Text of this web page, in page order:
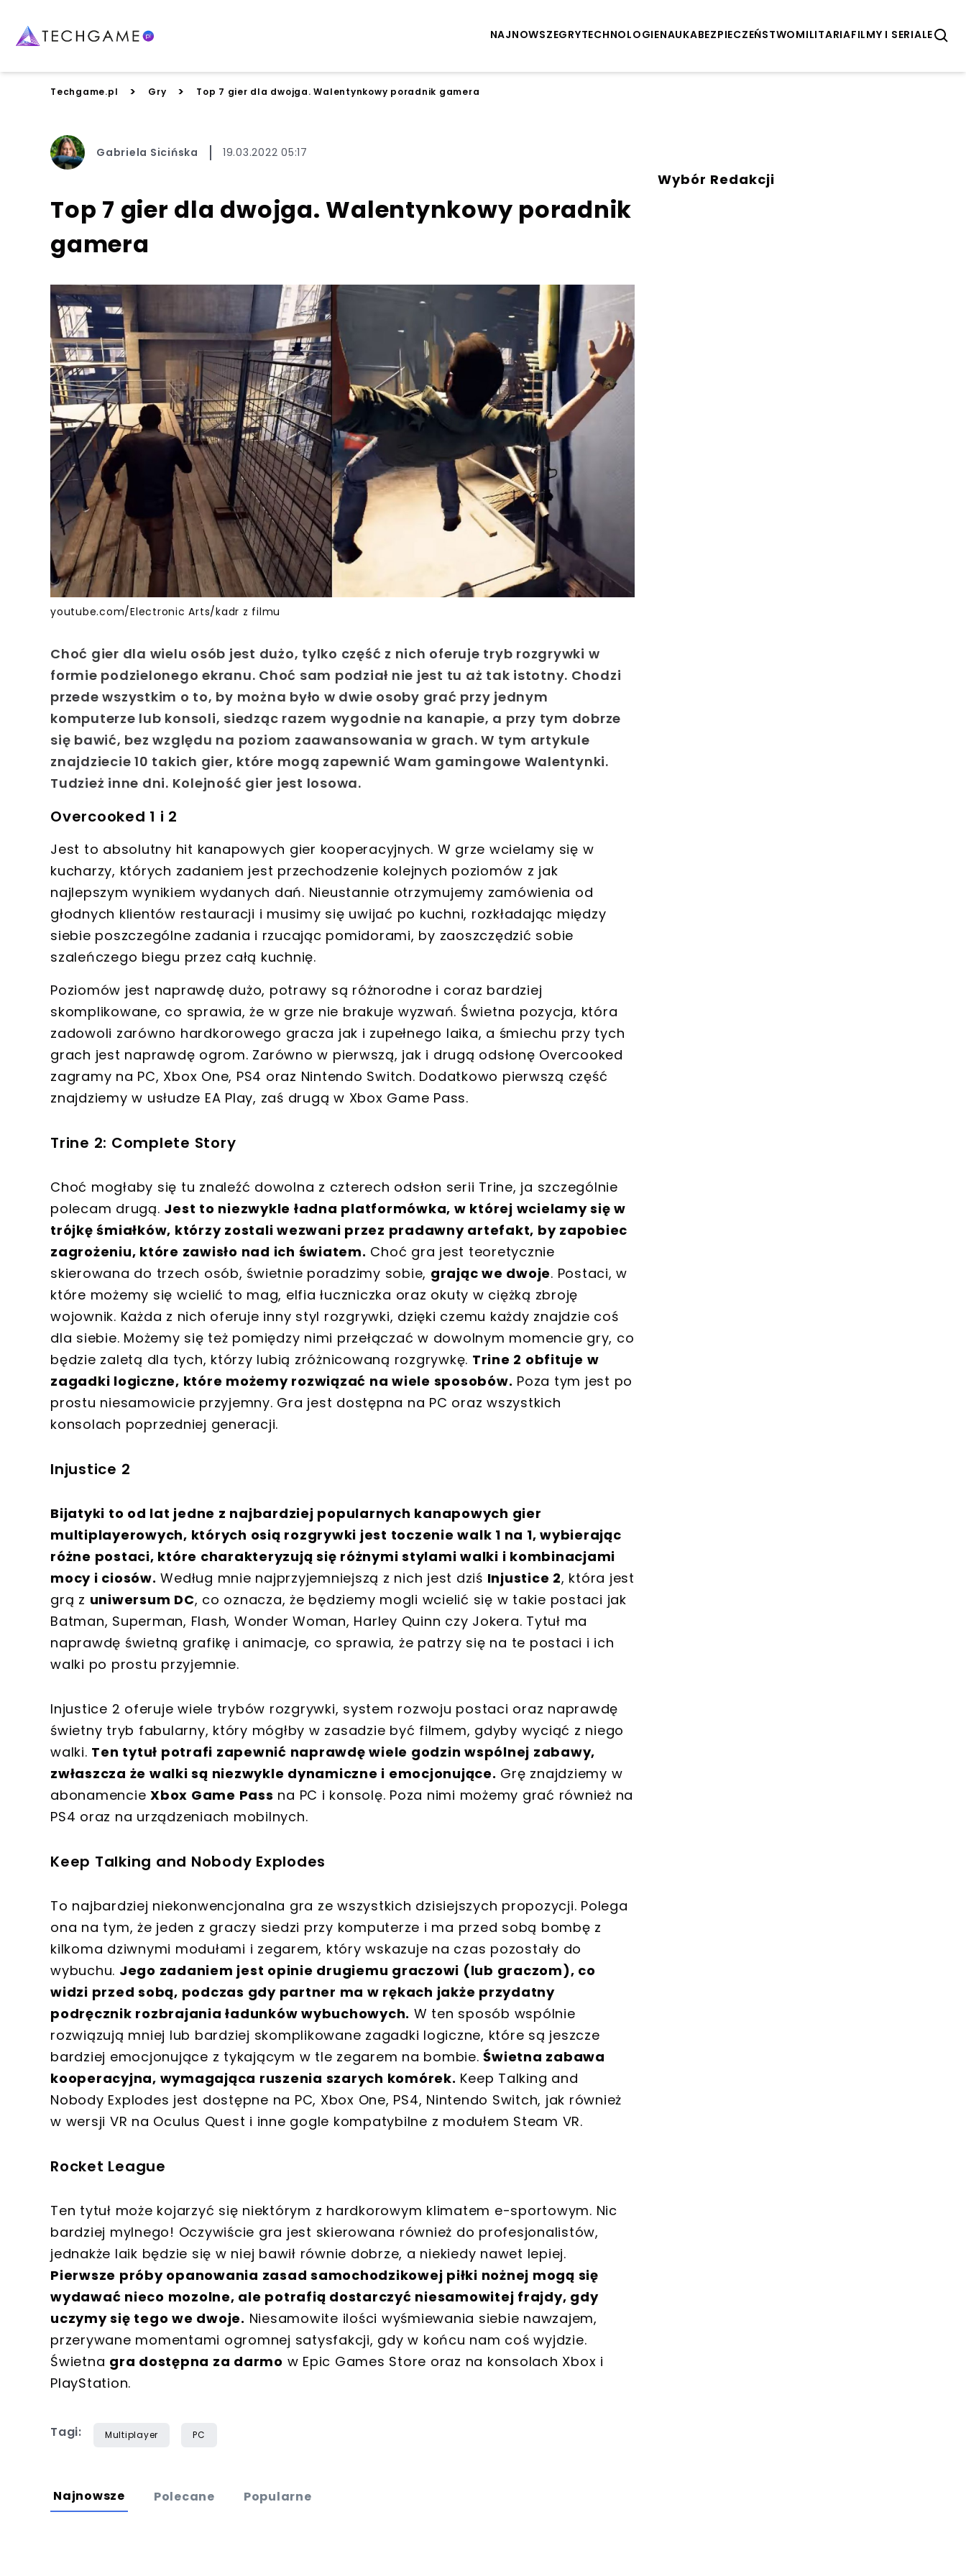
NAJNOWSZEGRYTECHNOLOGIENAUKABEZPIECZEŃSTWOMILITARIAFILMY I SERIALE
Techgame.pl > Gry > Top 7 gier dla dwojga. Walentynkowy poradnik gamera
Gabriela Sicińska 19.03.2022 05:17
Top 7 gier dla dwojga. Walentynkowy poradnik
gamera
youtube.com/Electronic Arts/kadr z filmu
Choć gier dla wielu osób jest dużo, tylko część z nich oferuje tryb rozgrywki w
formie podzielonego ekranu. Choć sam podział nie jest tu aż tak istotny. Chodzi
przede wszystkim o to, by można było w dwie osoby grać przy jednym
komputerze lub konsoli, siedząc razem wygodnie na kanapie, a przy tym dobrze
się bawić, bez względu na poziom zaawansowania w grach. W tym artykule
znajdziecie 10 takich gier, które mogą zapewnić Wam gamingowe Walentynki.
Tudzież inne dni. Kolejność gier jest losowa.
Overcooked 1 i 2
Jest to absolutny hit kanapowych gier kooperacyjnych. W grze wcielamy się w
kucharzy, których zadaniem jest przechodzenie kolejnych poziomów z jak
najlepszym wynikiem wydanych dań. Nieustannie otrzymujemy zamówienia od
głodnych klientów restauracji i musimy się uwijać po kuchni, rozkładając między
siebie poszczególne zadania i rzucając pomidorami, by zaoszczędzić sobie
szaleńczego biegu przez całą kuchnię.
Poziomów jest naprawdę dużo, potrawy są różnorodne i coraz bardziej
skomplikowane, co sprawia, że w grze nie brakuje wyzwań. Świetna pozycja, która
zadowoli zarówno hardkorowego gracza jak i zupełnego laika, a śmiechu przy tych
grach jest naprawdę ogrom. Zarówno w pierwszą, jak i drugą odsłonę Overcooked
zagramy na PC, Xbox One, PS4 oraz Nintendo Switch. Dodatkowo pierwszą część
znajdziemy w usłudze EA Play, zaś drugą w Xbox Game Pass.
Trine 2: Complete Story
Choć mogłaby się tu znaleźć dowolna z czterech odsłon serii Trine, ja szczególnie
polecam drugą. Jest to niezwykle ładna platformówka, w której wcielamy się w
trójkę śmiałków, którzy zostali wezwani przez pradawny artefakt, by zapobiec
zagrożeniu, które zawisło nad ich światem. Choć gra jest teoretycznie
skierowana do trzech osób, świetnie poradzimy sobie, grając we dwoje. Postaci, w
które możemy się wcielić to mag, elfia łuczniczka oraz okuty w ciężką zbroję
wojownik. Każda z nich oferuje inny styl rozgrywki, dzięki czemu każdy znajdzie coś
dla siebie. Możemy się też pomiędzy nimi przełączać w dowolnym momencie gry, co
będzie zaletą dla tych, którzy lubią zróżnicowaną rozgrywkę. Trine 2 obfituje w
zagadki logiczne, które możemy rozwiązać na wiele sposobów. Poza tym jest po
prostu niesamowicie przyjemny. Gra jest dostępna na PC oraz wszystkich
konsolach poprzedniej generacji.
Injustice 2
Bijatyki to od lat jedne z najbardziej popularnych kanapowych gier
multiplayerowych, których osią rozgrywki jest toczenie walk 1 na 1, wybierając
różne postaci, które charakteryzują się różnymi stylami walki i kombinacjami
mocy i ciosów. Według mnie najprzyjemniejszą z nich jest dziś Injustice 2, która jest
grą z uniwersum DC, co oznacza, że będziemy mogli wcielić się w takie postaci jak
Batman, Superman, Flash, Wonder Woman, Harley Quinn czy Jokera. Tytuł ma
naprawdę świetną grafikę i animacje, co sprawia, że patrzy się na te postaci i ich
walki po prostu przyjemnie.
Injustice 2 oferuje wiele trybów rozgrywki, system rozwoju postaci oraz naprawdę
świetny tryb fabularny, który mógłby w zasadzie być filmem, gdyby wyciąć z niego
walki. Ten tytuł potrafi zapewnić naprawdę wiele godzin wspólnej zabawy,
zwłaszcza że walki są niezwykle dynamiczne i emocjonujące. Grę znajdziemy w
abonamencie Xbox Game Pass na PC i konsolę. Poza nimi możemy grać również na
PS4 oraz na urządzeniach mobilnych.
Keep Talking and Nobody Explodes
To najbardziej niekonwencjonalna gra ze wszystkich dzisiejszych propozycji. Polega
ona na tym, że jeden z graczy siedzi przy komputerze i ma przed sobą bombę z
kilkoma dziwnymi modułami i zegarem, który wskazuje na czas pozostały do
wybuchu. Jego zadaniem jest opinie drugiemu graczowi (lub graczom), co
widzi przed sobą, podczas gdy partner ma w rękach jakże przydatny
podręcznik rozbrajania ładunków wybuchowych. W ten sposób wspólnie
rozwiązują mniej lub bardziej skomplikowane zagadki logiczne, które są jeszcze
bardziej emocjonujące z tykającym w tle zegarem na bombie.Świetna zabawa
kooperacyjna, wymagająca ruszenia szarych komórek. Keep Talking and
Nobody Explodes jest dostępne na PC, Xbox One, PS4, Nintendo Switch, jak również
w wersji VR na Oculus Quest i inne gogle kompatybilne z modułem Steam VR.
Rocket League
Ten tytuł może kojarzyć się niektórym z hardkorowym klimatem e-sportowym. Nic
bardziej mylnego! Oczywiście gra jest skierowana również do profesjonalistów,
jednakże laik będzie się w niej bawił równie dobrze, a niekiedy nawet lepiej.
Pierwsze próby opanowania zasad samochodzikowej piłki nożnej mogą się
wydawać nieco mozolne, ale potrafią dostarczyć niesamowitej frajdy, gdy
uczymy się tego we dwoje. Niesamowite ilości wyśmiewania siebie nawzajem,
przerywane momentami ogromnej satysfakcji, gdy w końcu nam coś wyjdzie.
Świetna gra dostępna za darmo w Epic Games Store oraz na konsolach Xbox i
PlayStation.
Tagi: Multiplayer PC
Wybór Redakcji
Najnowsze Polecane Popularne